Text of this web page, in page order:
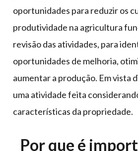
oportunidades para reduzir os
produtividade na agricultura
revisão das atividades, para
oportunidades de melhoria,
aumentar a produção. Em vista
uma atividade feita
características da propriedade.
Por que é